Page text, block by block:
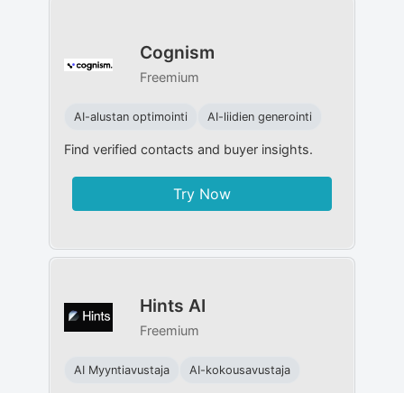
Cognism
Freemium
AI-alustan optimointi AI-liidien generointi
Find verified contacts and buyer insights.
Try Now
Hints AI
Freemium
AI Myyntiavustaja AI-kokousavustaja